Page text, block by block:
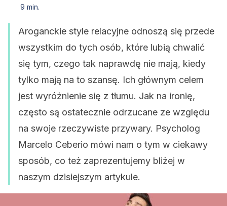
9 min.
Aroganckie style relacyjne odnoszą się przede
wszystkim do tych osób, które lubią chwalić
się tym, czego tak naprawdę nie mają, kiedy
tylko mają na to szansę. Ich głównym celem
jest wyróżnienie się z tłumu. Jak na ironię,
często są ostatecznie odrzucane ze względu
na swoje rzeczywiste przywary. Psycholog
Marcelo Ceberio mówi nam o tym w ciekawy
sposób, co też zaprezentujemy bliżej w
naszym dzisiejszym artykule.